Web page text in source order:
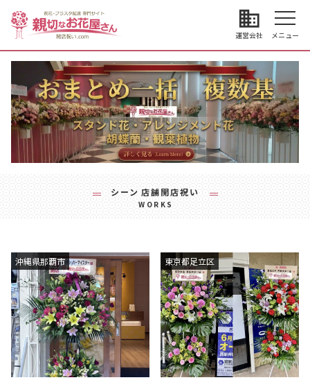
business
運営会社 メニュー
シーン 店舗開店祝い
WORKS
沖縄県那覇市 東京都足立区